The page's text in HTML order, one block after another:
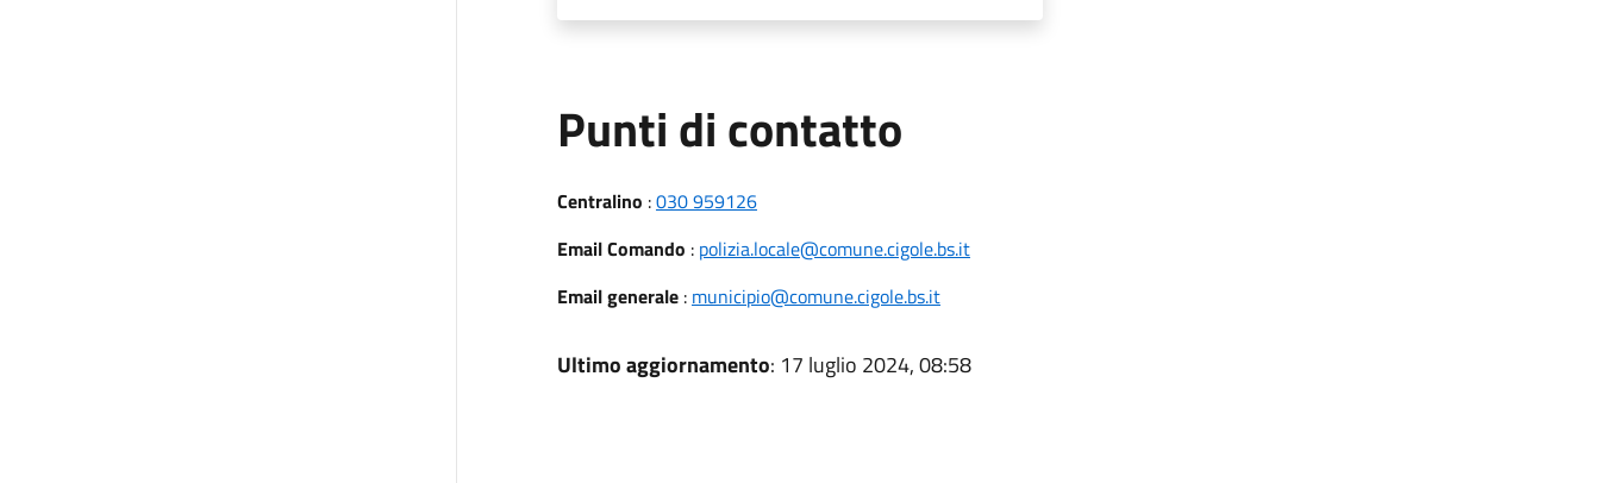
Punti di contatto
Centralino :030 959126
Email Comando : polizia.locale@comune.cigole.bs.it
Email generale: municipio@comune.cigole.bs.it
Ultimo aggiornamento: 17 luglio 2024, 08:58